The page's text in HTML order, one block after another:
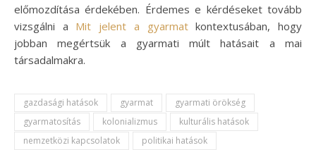
előmozdítása érdekében. Érdemes e kérdéseket tovább
vizsgálni a Mit jelent a gyarmatkontextusában, hogy
jobban megértsük a gyarmati múlt hatásait a mai
társadalmakra.
gazdasági hatások gyarmat
gyarmati örökség
gyarmatosítás
kolonializmus
kulturális hatások
nemzetközi kapcsolatok
politikai hatások